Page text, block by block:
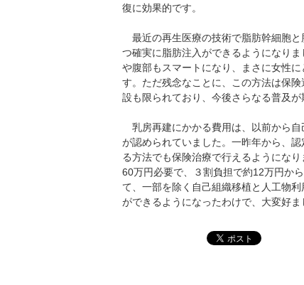
復に効果的です。
最近の再生医療の技術で脂肪幹細胞
つ確実に脂肪注入ができるようになりま
や腹部もスマートになり、まさに女性
す。ただ残念なことに、この方法は保
設も限られており、今後さらなる普及が
乳房再建にかかる費用は、以前から
が認められていました。一昨年から、
る方法でも保険治療で行えるようにな
60万円必要で、３割負担で約12万円か
て、一部を除く自己組織移植と人工物
ができるようになったわけで、大変好ま